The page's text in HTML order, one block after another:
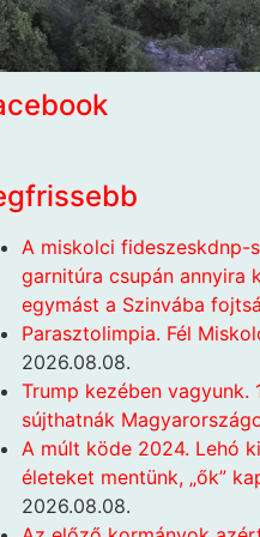
A miskolci fideszeskdnp-
garnitúra csupán annyira
egymást a Szinvába
Parasztolimpia. Fél
2026.08.08.
Trump kezében vagyunk.
sújthatnák
A múlt köde 2024. Lehó
életeket mentünk, „ők”
2026.08.08.